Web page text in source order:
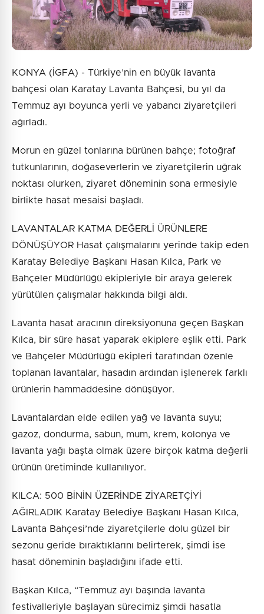
KONYA (İGFA) - Türkiye’nin en büyük lavanta
bahçesi olan Karatay Lavanta Bahçesi, bu yıl da
Temmuz ayı boyunca yerli ve yabancı ziyaretçileri
ağırladı.
Morun en güzel tonlarına bürünen bahçe; fotoğraf
tutkunlarının, doğaseverlerin ve ziyaretçilerin uğrak
noktası olurken, ziyaret döneminin sona ermesiyle
birlikte hasat mesaisi başladı.
LAVANTALAR KATMA DEĞERLİ ÜRÜNLERE
DÖNÜŞÜYOR Hasat çalışmalarını yerinde takip eden
Karatay Belediye Başkanı Hasan Kılca, Park ve
Bahçeler Müdürlüğü ekipleriyle bir araya gelerek
yürütülen çalışmalar hakkında bilgi aldı.
Lavanta hasat aracının direksiyonuna geçen Başkan
Kılca, bir süre hasat yaparak ekiplere eşlik etti. Park
ve Bahçeler Müdürlüğü ekipleri tarafından özenle
toplanan lavantalar, hasadın ardından işlenerek farklı
ürünlerin hammaddesine dönüşüyor.
Lavantalardan elde edilen yağ ve lavanta suyu;
gazoz, dondurma, sabun, mum, krem, kolonya ve
lavanta yağı başta olmak üzere birçok katma değerli
ürünün üretiminde kullanılıyor.
KILCA: 500 BİNİN ÜZERİNDE ZİYARETÇİYİ
AĞIRLADIK Karatay Belediye Başkanı Hasan Kılca,
Lavanta Bahçesi’nde ziyaretçilerle dolu güzel bir
sezonu geride bıraktıklarını belirterek, şimdi ise
hasat döneminin başladığını ifade etti.
Başkan Kılca, “Temmuz ayı başında lavanta
festivalleriyle başlayan sürecimiz şimdi hasatla